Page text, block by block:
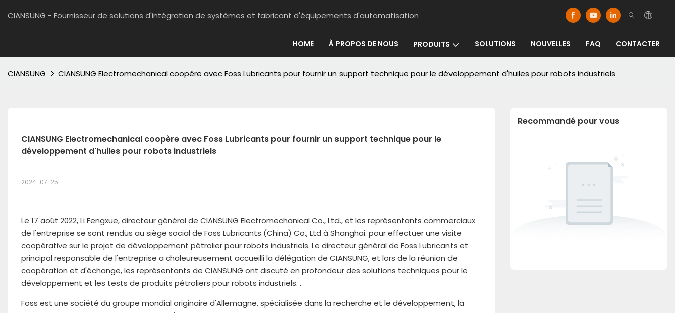
CIANSUNG - Fournisseur de solutions d'intégration de systèmes et fabricant d'équipements d'automatisation
HOME À PROPOS DE NOUS PRODUITS SOLUTIONS NOUVELLES FAQ CONTACTER
CIANSUNG CIANSUNG Electromechanical coopère avec Foss Lubricants pour fournir un support technique pour le développement d'huiles pour robots industriels
CIANSUNG Electromechanical coopère avec Foss Lubricants pour fournir un support technique pour le
développement d'huiles pour robots industriels
2024-07-25
Le 17 août 2022, Li Fengxue, directeur général de CIANSUNG Electromechanical Co., Ltd., et les représentants commerciaux
de l'entreprise se sont rendus au siège social de Foss Lubricants (China) Co., Ltd à Shanghai. pour effectuer une visite
coopérative sur le projet de développement pétrolier pour robots industriels. Le directeur général de Foss Lubricants et
principal responsable de l'entreprise a chaleureusement accueilli la délégation de CIANSUNG, et lors de la réunion de
coopération et d'échange, les représentants de CIANSUNG ont discuté en profondeur des solutions techniques pour le
développement et les tests de produits pétroliers pour robots industriels. .
Foss est une société du groupe mondial originaire d'Allemagne, spécialisée dans la recherche et le développement, la
Recommandé pour vous